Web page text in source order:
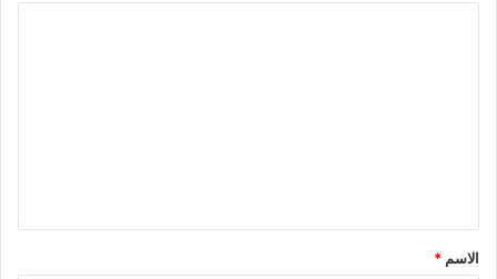
*
الاسم *